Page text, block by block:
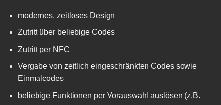
modernes, zeitloses Design
Zutritt über beliebige Codes
Zutritt per NFC
Vergabe von zeitlich eingeschränkten Codes sowie
Einmalcodes
beliebige Funktionen per Vorauswahl auslösen (z.B.